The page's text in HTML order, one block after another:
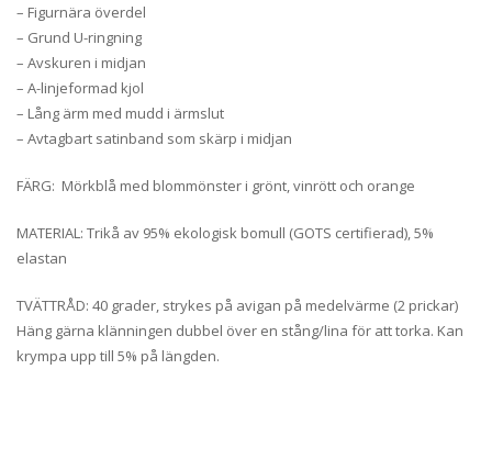
– Figurnära överdel
– Grund U-ringning
– Avskuren i midjan
– A-linjeformad kjol
– Lång ärm med mudd i ärmslut
– Avtagbart satinband som skärp i midjan
FÄRG: Mörkblå med blommönster i grönt, vinrött och orange
MATERIAL: Trikå av 95% ekologisk bomull (GOTS certifierad), 5%
elastan
TVÄTTRÅD: 40 grader, strykes på avigan på medelvärme (2 prickar)
Häng gärna klänningen dubbel över en stång/lina för att torka. Kan
krympa upp till 5% på längden.